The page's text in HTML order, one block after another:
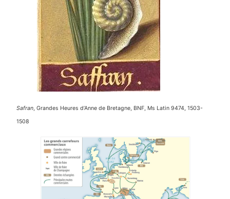
Safran, Grandes Heures d’Anne de Bretagne, BNF, Ms Latin 9474, 1503-
1508